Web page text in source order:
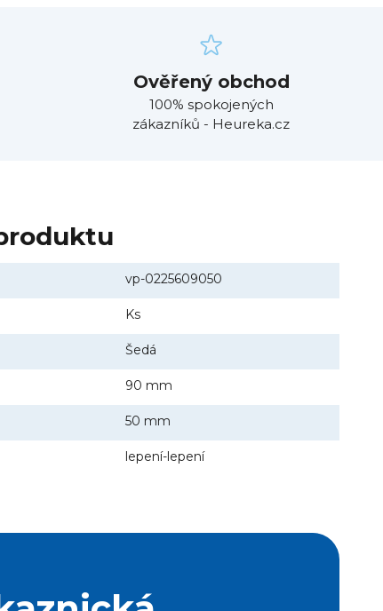
Ověřený obchod
100% spokojených
zákazníků - Heureka.cz
vp-0225609050
Ks
Šedá
90 mm
50 mm
lepení-lepení